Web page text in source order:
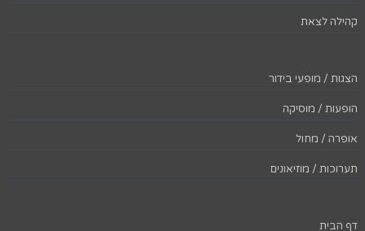
קהילה לצאת
הצגות / מופעי בידור
הופעות / מוסיקה
אופרה / מחול
תערוכות / מוזיאונים
דף הבית